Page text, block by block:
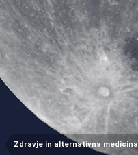
Zdravje in alternativna medicina